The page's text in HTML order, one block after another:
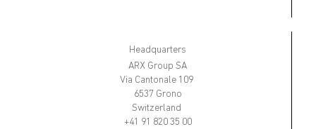
Headquarters
ARX Group SA
Via Cantonale 109
6537 Grono
Switzerland
+41 91 820 35 00